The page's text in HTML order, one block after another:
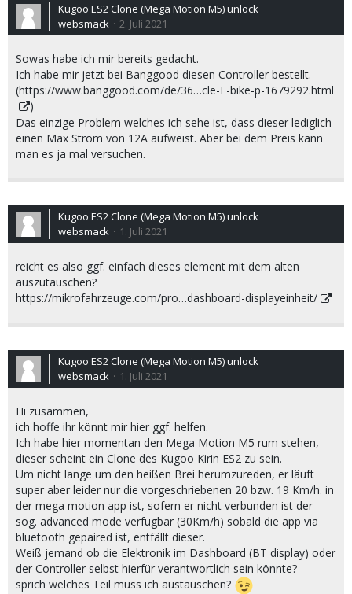
Kugoo ES2 Clone (Mega Motion M5) unlock
websmack
2. Juli 2021
Sowas habe ich mir bereits gedacht.
Ich habe mir jetzt bei Banggood diesen Controller bestellt.
(https://www.banggood.com/de/36…cle-E-bike-p-1679292.html
)
Das einzige Problem welches ich sehe ist, dass dieser lediglich
einen Max Strom von 12A aufweist. Aber bei dem Preis kann
man es ja mal versuchen.
Kugoo ES2 Clone (Mega Motion M5) unlock
websmack
1. Juli 2021
reicht es also ggf. einfach dieses element mit dem alten
auszutauschen?
https://mikrofahrzeuge.com/pro…dashboard-displayeinheit/
Kugoo ES2 Clone (Mega Motion M5) unlock
websmack
1. Juli 2021
Hi zusammen,
ich hoffe ihr könnt mir hier ggf. helfen.
Ich habe hier momentan den Mega Motion M5 rum stehen,
dieser scheint ein Clone des Kugoo Kirin ES2 zu sein.
Um nicht lange um den heißen Brei herumzureden, er läuft
super aber leider nur die vorgeschriebenen 20 bzw. 19 Km/h. in
der mega motion app ist, sofern er nicht verbunden ist der
sog. advanced mode verfügbar (30Km/h) sobald die app via
bluetooth gepaired ist, entfällt dieser.
Weiß jemand ob die Elektronik im Dashboard (BT display) oder
der Controller selbst hierfür verantwortlich sein könnte?
sprich welches Teil muss ich austauschen?